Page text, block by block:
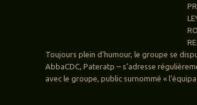
Toujours plein d’humour, le groupe se
AbbaCDC, Pateratp – s’adresse
avec le groupe, public surnommé «